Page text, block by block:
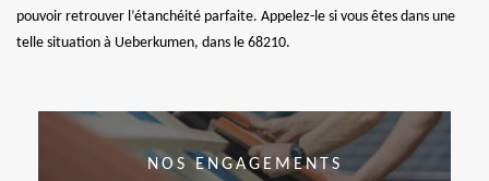
pouvoir retrouver l’étanchéité parfaite. Appelez-le si vous êtes dans une
telle situation à Ueberkumen, dans le 68210.
NOS ENGAGEMENTS